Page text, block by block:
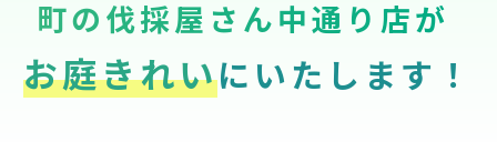
町の伐採屋さん中通り店が
お庭きれいにいたします！